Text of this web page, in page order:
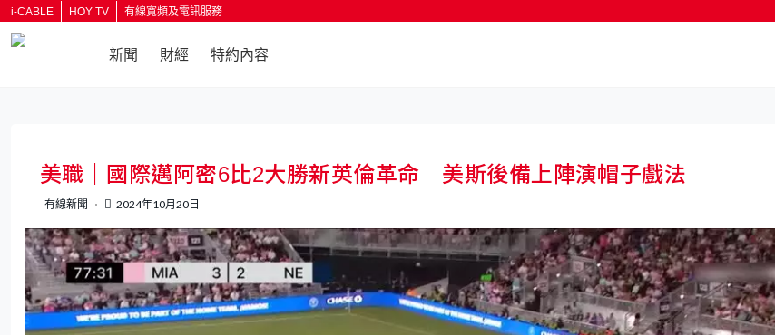
i-CABLE HOY TV 有線寬頻及電訊服務
新聞 財經 特約內容
美職｜國際邁阿密6比2大勝新英倫革命 美斯後備上陣演帽子戲法
有線新聞 2024年10月20日